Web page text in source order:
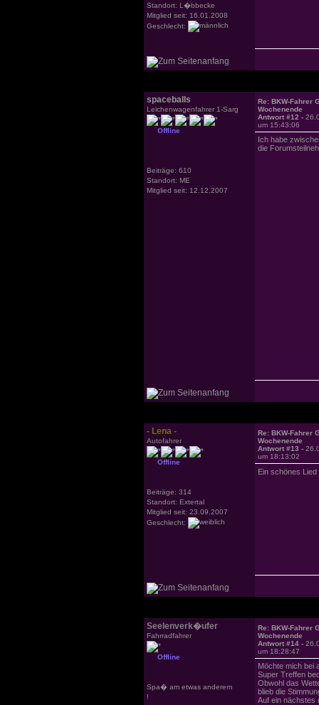
Standort: L�bbecke
Mitglied seit: 16.01.2008
Geschlecht:
spaceballs
Leichenwagenfahrer 1-Sarg
Offline
Beiträge: 610
Standort: ME
Mitglied seit: 12.12.2007
Re: BKW-Fahrer
Wochenende
Antwort #12 -
um 15:43:06
Ich habe
die
- Lena -
Autofahrer
Offline
Beiträge: 314
Standort: Extertal
Mitglied seit: 23.09.2007
Geschlecht:
Re: BKW-Fahrer
Wochenende
Antwort #13 -
um 18:13:02
Ein schönes
Seelenverk�ufer
Fahrradfahrer
Offline
Spa� am etwas anderem
!
Re: BKW-Fahrer
Wochenende
Antwort #14 -
um 18:28:47
Möchte mich bei
Super Treffen
Obwohl das
blieb die
Auf ein nächstes